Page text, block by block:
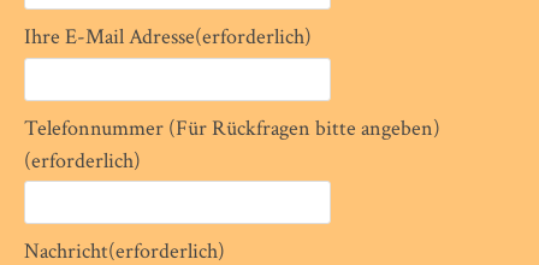
Ihre E-Mail Adresse(erforderlich)
Telefonnummer (Für Rückfragen bitte angeben)
(erforderlich)
Nachricht(erforderlich)